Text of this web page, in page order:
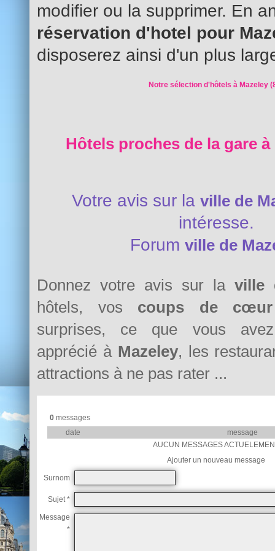
modifier ou la supprimer. En
réservation d'hotel pour
disposerez ainsi d'un plus
Notre sélection d'hôtels à Mazeley
Hôtels proches de la gare à
Votre avis sur la ville de
intéresse.
Forum ville de
Donnez votre avis sur la ville
hôtels, vos coups de cœur
surprises, ce que vous avez
apprécié à Mazeley, les
attractions à ne pas rater ...
0messages
date
message
AUCUN MESSAGES
Ajouter un nouveau message
Surnom
Sujet *
Message
*